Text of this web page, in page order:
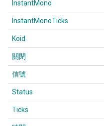
InstantMono
InstantMonoTicks
Koid
關閉
信號
Status
Ticks